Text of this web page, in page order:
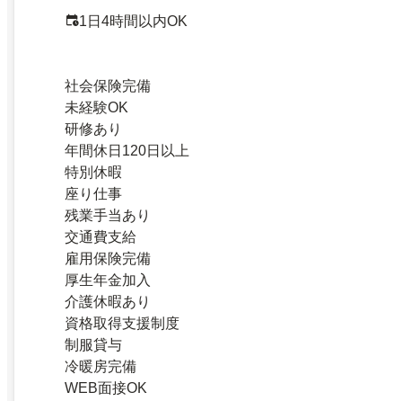
1日4時間以内OK
社会保険完備
未経験OK
研修あり
年間休日120日以上
特別休暇
座り仕事
残業手当あり
交通費支給
雇用保険完備
厚生年金加入
介護休暇あり
資格取得支援制度
制服貸与
冷暖房完備
WEB面接OK